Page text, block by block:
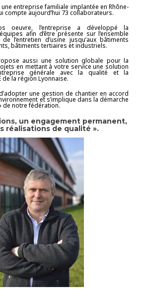
entreprise familiale implantée en Rhône-
compte aujourd’hui 73 collaborateurs.
oeuvre, l’entreprise a développé la
afin d’être présente sur l’ensemble
l’entretien d’usine jusqu’aux bâtiments
bâtiments tertiaires et industriels.
aussi une solution globale pour la
en mettant à votre service une solution
générale avec la qualité et la
de la région Lyonnaise.
une gestion de chantier en accord
et s’implique dans la démarche
de notre fédération.
un engagement permanent,
réalisations de qualité ».